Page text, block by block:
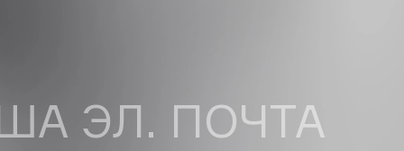
DSD de Luxe
ЭЛ. ПОЧТА